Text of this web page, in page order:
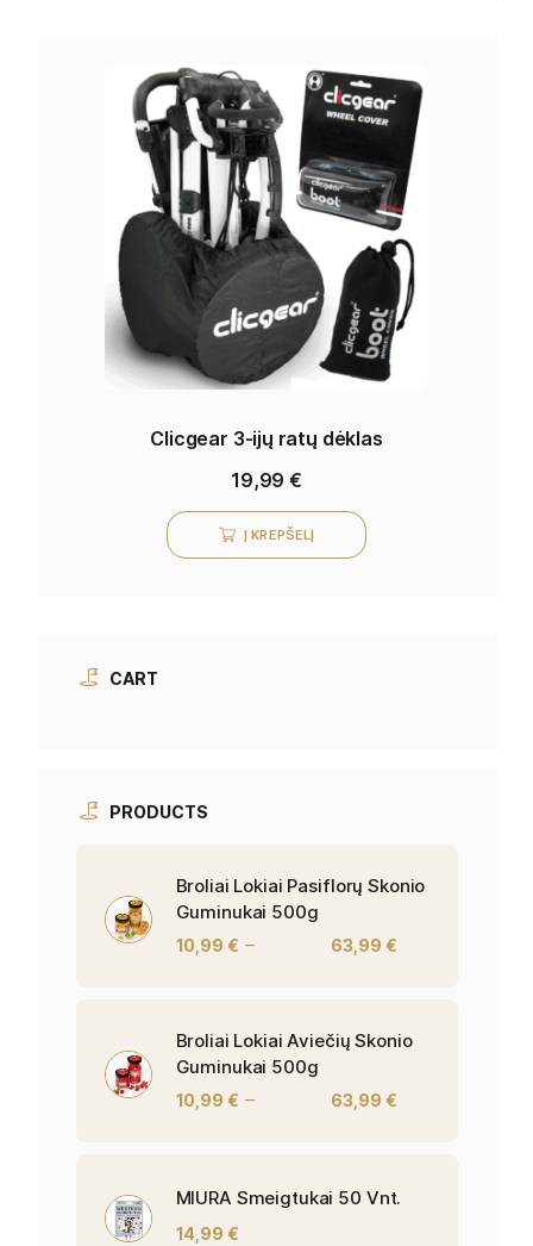
Clicgear 3-ijų ratų dėklas
19,99€
Į KREPŠELĮ
CART
PRODUCTS
Broliai Lokiai Pasiflorų Skonio
Guminukai 500g
10,99 € – 63,99 €
Broliai Lokiai Aviečių Skonio
Guminukai 500g
10,99 € – 63,99 €
MIURA Smeigtukai 50 Vnt.
14,99 €